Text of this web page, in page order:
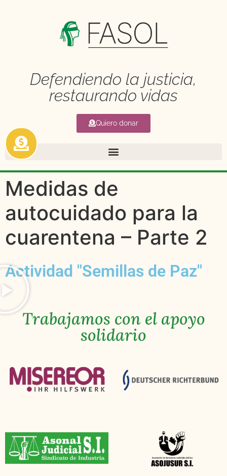
Defendiendo la justicia,
restaurando vidas
Quiero donar
Medidas de
autocuidado para la
cuarentena – Parte 2
Actividad "Semillas de Paz"
Trabajamos con el apoyo
solidario